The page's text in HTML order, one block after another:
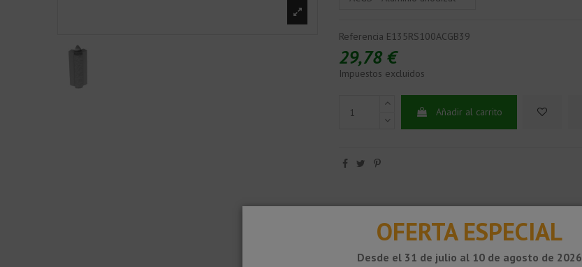
Referencia E135RS100ACGB39
29,78 €
Impuestos excluidos
Añadir al carrito
OFERTA ESPECIAL
Desde el 31 de julio al 10 de agosto de 2026